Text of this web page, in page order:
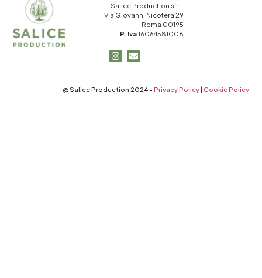
Salice Production s.r.l.
Via Giovanni Nicotera 29
Roma 00195
P. Iva16064581008
@ Salice Production 2024 - Privacy Policy| Cookie Policy